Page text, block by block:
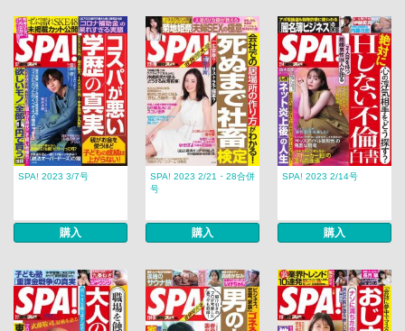
SPA! 2023 3/7号
購入
SPA! 2023 2/21・28合併
号
購入
SPA! 2023 2/14号
購入